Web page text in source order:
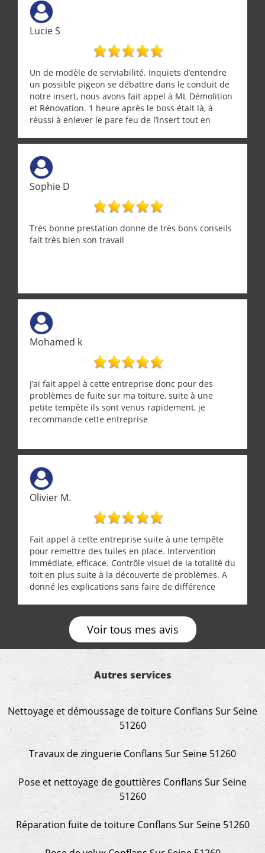
Lucie S
Un de modèle de serviabilité. Inquiets d’entendre
un possible pigeon se débattre dans le conduit de
notre insert, nous avons fait appel à ML Démolition
et Rénovation. 1 heure après le boss était là, à
réussi à enlever le pare feu de l’insert tout en
tourterelle et s’est ensuite patiemment occupé de
l’oiseau jusqu’à ce qu’il reprenne ses esprits et
puisse s’envoler. Après quoi il a procédé au
ramonage de notre insert avec dextérité et une
grande propreté, nous gratifiant également de
nombreux conseils concernant d’autres sujets. Un
entrepreneur comme on souhaite en rencontrer.
Encore un grand merci à lui.
Sophie D
Très bonne prestation donne de très bons conseils
fait très bien son travail
Mohamed k
J’ai fait appel à cette entreprise donc pour des
problèmes de fuite sur ma toiture, suite à une
petite tempête ils sont venus rapidement, je
recommande cette entreprise
Olivier M.
Fait appel à cette entreprise suite à une tempête
pour remettre des tuiles en place. Intervention
immédiate, efficace. Contrôle visuel de la totalité du
toit en plus suite à la découverte de problèmes. A
donné les explications sans faire de différence
Voir tous mes avis
Autres services
Nettoyage et démoussage de toiture Conflans Sur Seine
51260
Travaux de zinguerie Conflans Sur Seine 51260
Pose et nettoyage de gouttières Conflans Sur Seine
51260
Réparation fuite de toiture Conflans Sur Seine 51260